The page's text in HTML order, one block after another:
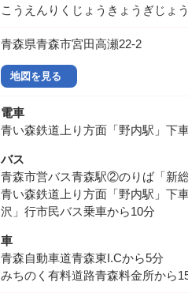
こうえんりくじょうきょうぎじょう
青森県青森市宮田高瀬22-2
地図を見る
電車
青い森鉄道上り方面「野内駅」下
バス
青森市営バス青森駅②のりば「新
青い森鉄道上り方面「野内駅」下
沢」行市民バス乗車から10分
車
青森自動車道青森東I.Cから5分
みちのく有料道路青森料金所から